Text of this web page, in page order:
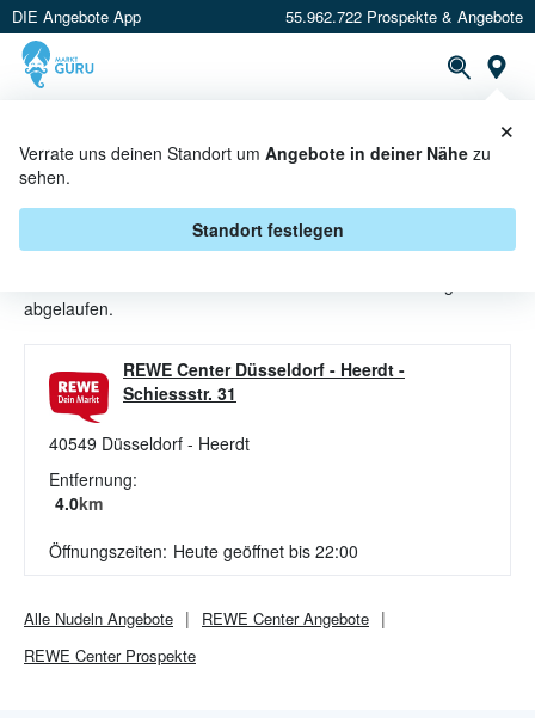
DIE Angebote App 55.962.722 Prospekte & Angebote
Verrate uns deinen Standort um Angebote in deiner Nähe zu
sehen.
Standort festlegen
×
NUDELN ANGEBOTE & AKTIONEN
BEI REWE CENTER
abgelaufen.
REWE Center Düsseldorf - Heerdt -
Schiessstr. 31
40549 Düsseldorf - Heerdt
Entfernung:
4.0km
Öffnungszeiten: Heute geöffnet bis 22:00
Alle Nudeln Angebote REWE CenterAngebote
REWE CenterProspekte